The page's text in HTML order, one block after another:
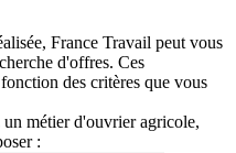
France Travail peut vous
d'offres. Ces
des critères que vous
métier d'ouvrier agricole,
: